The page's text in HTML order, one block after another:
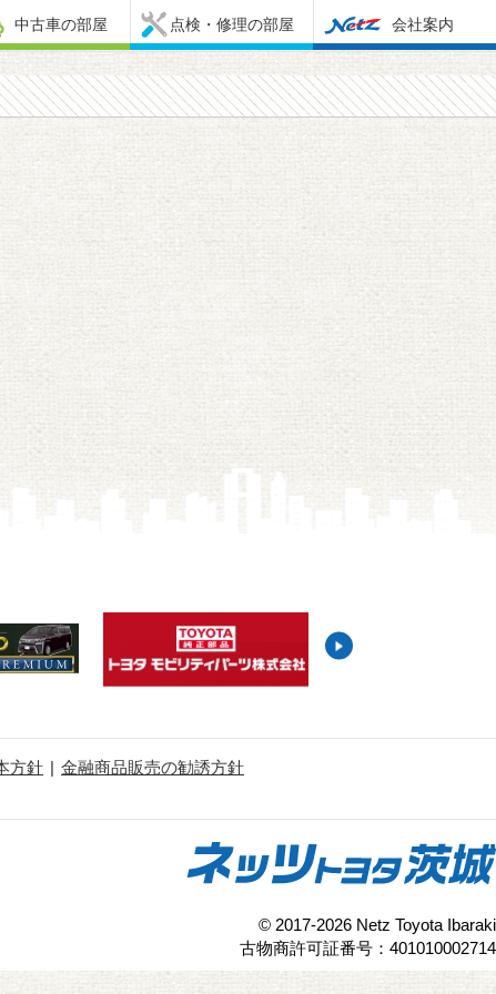
中古車の部屋 点検・修理の部屋 会社案内
方針
金融商品販売の勧誘方針
© 2017-2026 Netz Toyota Ibaraki
古物商許可証番号：401010002714